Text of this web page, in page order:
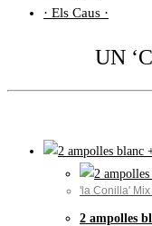
· Els Caus ·
UN
'la Conilla' Mix
2 ampolles